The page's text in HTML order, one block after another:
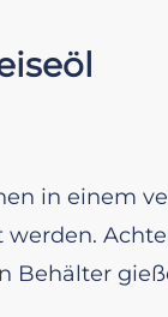
in einem
Behälter